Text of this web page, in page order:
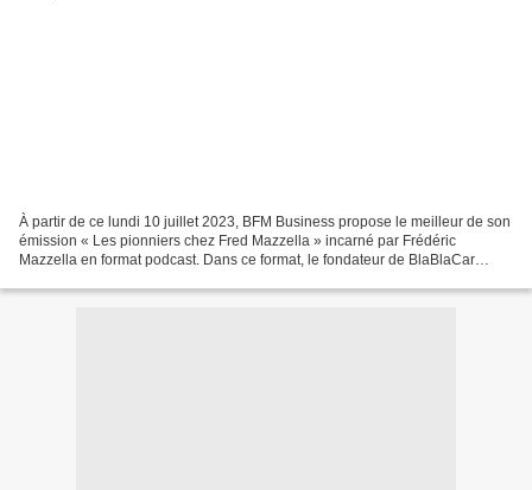
À partir de ce lundi 10 juillet 2023, BFM Business propose le meilleur de son
émission « Les pionniers chez Fred Mazzella » incarné par Frédéric
Mazzella en format podcast. Dans ce format, le fondateur de BlaBlaCar